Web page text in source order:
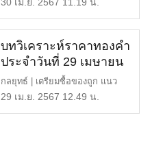
30 เม.ย. 2567 11.19 น.
บทวิเคราะห์ราคาทองคำ
ประจำวันที่ 29 เมษายน
2567
กลยุทธ์ | เตรียมซื้อของถูก แนว
ต้าน | $2,350 หรือ 41, […]
29 เม.ย. 2567 12.49 น.